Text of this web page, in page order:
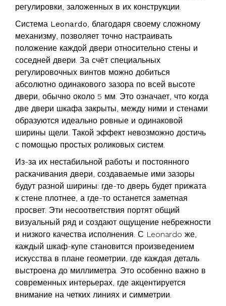
регулировки, заложенных в их конструкции.
Система Leonardo, благодаря своему сложному
механизму, позволяет точно настраивать
положение каждой двери относительно стены и
соседней двери. За счёт специальных
регулировочных винтов можно добиться
абсолютно одинакового зазора по всей высоте
двери, обычно около 5 мм. Это означает, что когда
две двери шкафа закрыты, между ними и стенами
образуются идеально ровные и одинаковой
ширины щели. Такой эффект невозможно достичь
с помощью простых роликовых систем.
Из-за их нестабильной работы и постоянного
раскачивания двери, создаваемые ими зазоры
будут разной ширины: где-то дверь будет прижата
к стене плотнее, а где-то останется заметная
просвет. Эти несоответствия портят общий
визуальный ряд и создают ощущение небрежности
и низкого качества исполнения. С Leonardo же,
каждый шкаф-купе становится произведением
искусства в плане геометрии, где каждая деталь
выстроена до миллиметра. Это особенно важно в
современных интерьерах, где акцентируется
внимание на четких линиях и симметрии.